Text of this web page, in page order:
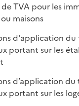
TVA pour les
maisons
d'application du
portant sur les
d’application
portant sur les